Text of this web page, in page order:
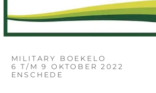
MILITARY BOEKELO
6 T/M 9 OKTOBER 2022
ENSCHEDE